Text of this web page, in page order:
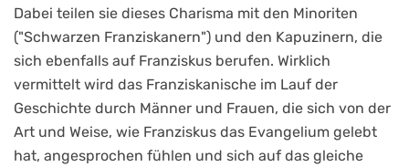
Dabei teilen sie dieses Charisma mit den Minoriten
("Schwarzen Franziskanern") und den Kapuzinern, die
sich ebenfalls auf Franziskus berufen. Wirklich
vermittelt wird das Franziskanische im Lauf der
Geschichte durch Männer und Frauen, die sich von der
Art und Weise, wie Franziskus das Evangelium gelebt
hat, angesprochen fühlen und sich auf das gleiche